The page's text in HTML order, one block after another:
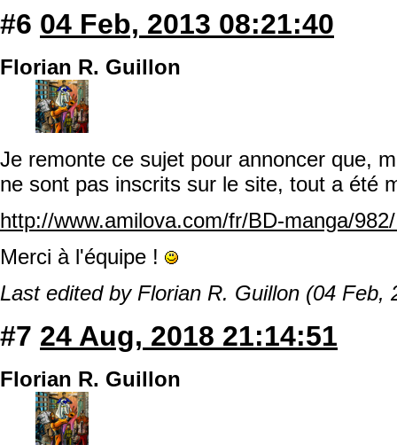
#6 04 Feb, 2013 08:21:40
Florian R. Guillon
Je remonte ce sujet pour annoncer que,
ne sont pas inscrits sur le site, tout a été
http://www.amilova.com/fr/BD-manga/
Merci à l'équipe !
Last edited by Florian R. Guillon (04 Feb,
#7 24 Aug, 2018 21:14:51
Florian R. Guillon